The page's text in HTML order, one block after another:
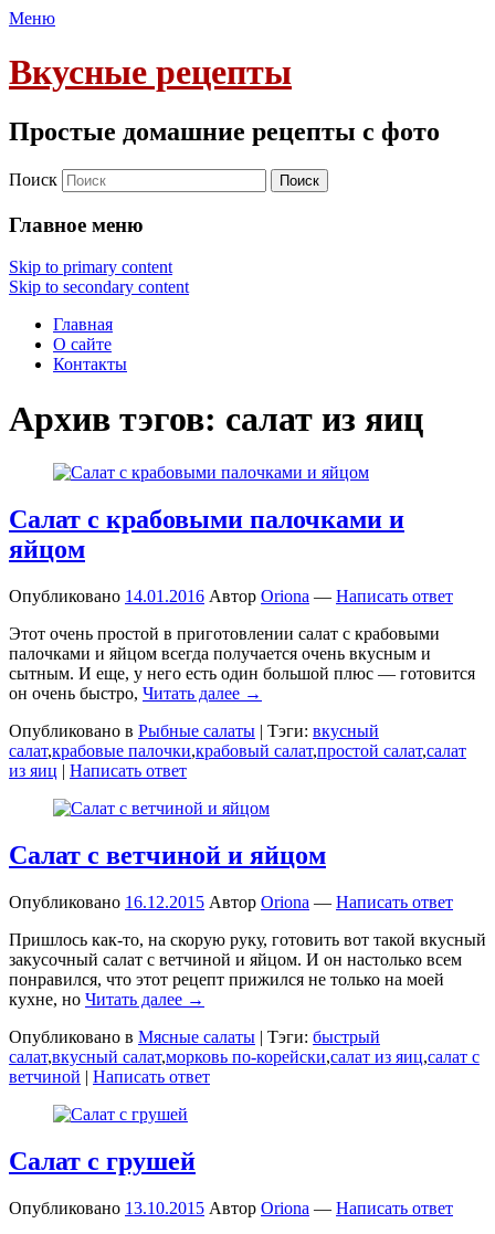
Меню
Вкусные рецепты
Простые домашние рецепты с фото
Поиск
Главное меню
Skip to primary content
Skip to secondary content
Главная
О сайте
Контакты
Архив тэгов: салат из яиц
Салат с крабовыми палочками и
яйцом
Опубликовано 14.01.2016 Автор Oriona — Написать ответ
Этот очень простой в приготовлении салат с крабовыми
палочками и яйцом всегда получается очень вкусным и
сытным. И еще, у него есть один большой плюс — готовится
он очень быстро, Читать далее →
Опубликовано в Рыбные салаты | Тэги: вкусный
салат,крабовые палочки,крабовый салат,простой салат,салат
из яиц | Написать ответ
Салат с ветчиной и яйцом
Опубликовано 16.12.2015 Автор Oriona — Написать ответ
Пришлось как-то, на скорую руку, готовить вот такой вкусный
закусочный салат с ветчиной и яйцом. И он настолько всем
понравился, что этот рецепт прижился не только на моей
кухне, но Читать далее →
Опубликовано в Мясные салаты | Тэги: быстрый
салат,вкусный салат,морковь по-корейски,салат из яиц,салат с
ветчиной | Написать ответ
Салат с грушей
Опубликовано 13.10.2015 Автор Oriona — Написать ответ